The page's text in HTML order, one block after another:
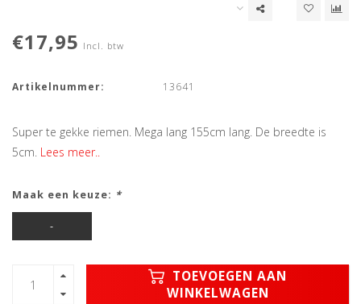
€17,95 Incl. btw
Artikelnummer: 13641
Super te gekke riemen. Mega lang 155cm lang. De breedte is
5cm. Lees meer..
Maak een keuze: *
-
TOEVOEGEN AAN
WINKELWAGEN